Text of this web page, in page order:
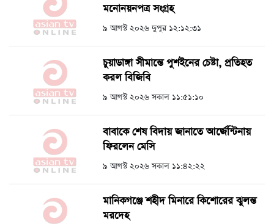
মনোনয়নপত্র সংগ্রহ
৯ আগস্ট ২০২৬ দুপুর ১২:১২:৩১
চুয়াডাঙ্গা সীমান্তে পুশইনের চেষ্টা, প্রতিহত
করল বিজিবি
৯ আগস্ট ২০২৬ সকাল ১১:৫১:১০
বাবাকে শেষ বিদায় জানাতে আর্জেন্টিনায়
ফিরলেন মেসি
৯ আগস্ট ২০২৬ সকাল ১১:৪২:২২
মানিকগঞ্জে শহীদ মিনারে কিশোরের ঝুলন্ত
মরদেহ